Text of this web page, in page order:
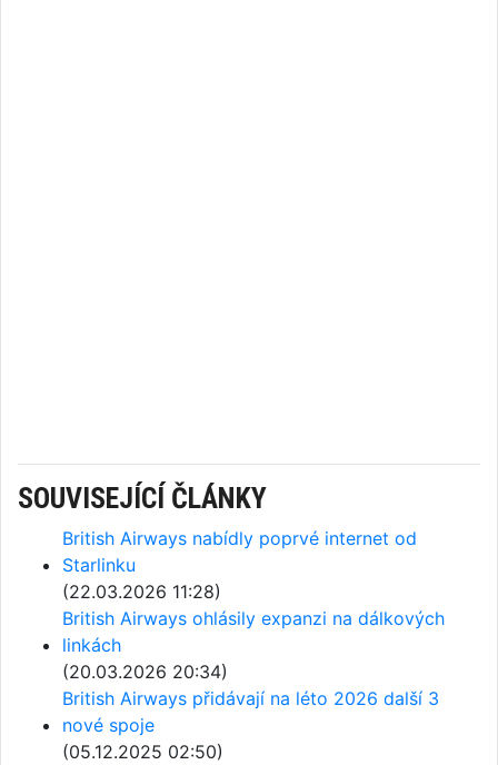
SOUVISEJÍCÍ ČLÁNKY
British Airways nabídly poprvé internet od
Starlinku
(22.03.2026 11:28)
British Airways ohlásily expanzi na dálkových
linkách
(20.03.2026 20:34)
British Airways přidávají na léto 2026 další 3
nové spoje
(05.12.2025 02:50)